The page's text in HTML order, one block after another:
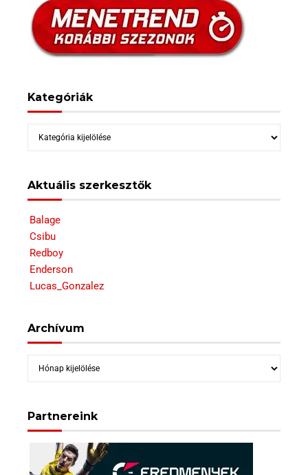
Kategóriák
Kategóriák
Aktuális szerkesztők
Balage
Csibu
Redboy
Enderson
Lucas_Gonzalez
Archívum
Archívum
Partnereink